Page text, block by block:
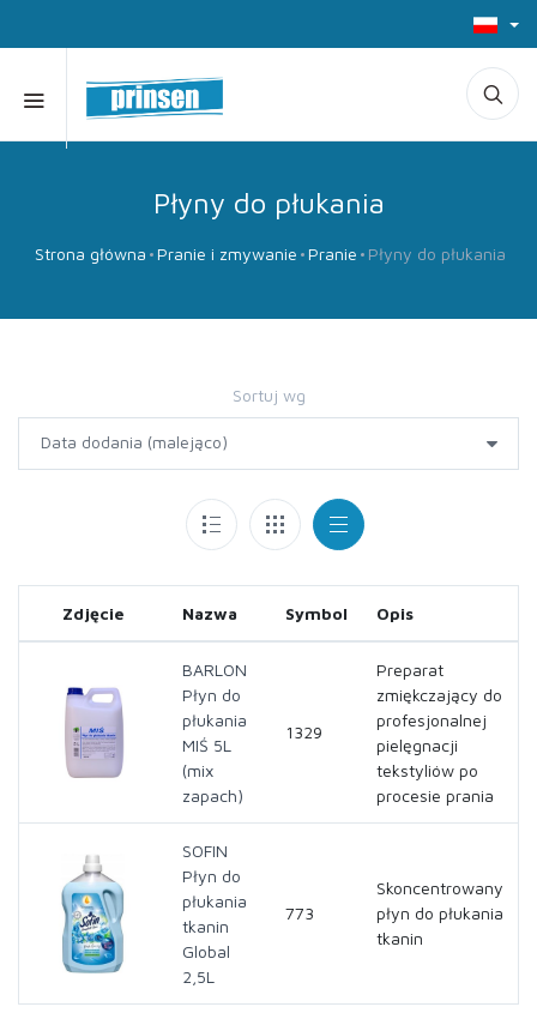
Płyny do płukania
Strona główna Pranie i zmywanie Pranie Płyny do płukania
Sortuj wg
Zdjęcie Nazwa Symbol Opis
BARLON
Płyn do
płukania
MIŚ 5L
(mix
zapach)
1329
Preparat
zmiękczający do
profesjonalnej
pielęgnacji
tekstyliów po
procesie prania
SOFIN
Płyn do
płukania
tkanin
Global
2,5L
773
Skoncentrowany
płyn do płukania
tkanin